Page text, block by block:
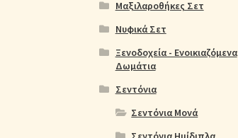
Μαξιλαροθήκες Σετ
Νυφικά Σετ
Ξενοδοχεία - Ενοικιαζόμενα
Δωμάτια
Σεντόνια
Σεντόνια Μονά